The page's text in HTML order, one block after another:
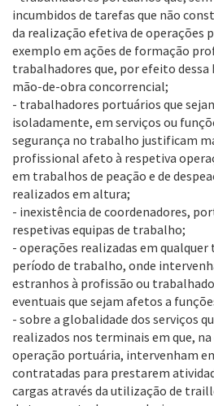
incumbidos de tarefas que não
da realização efetiva de operações
exemplo em ações de formação
trabalhadores que, por efeito
mão-de-obra concorrencial;
- trabalhadores portuários que
isoladamente, em serviços ou
segurança no trabalho justificam
profissional afeto à respetiva
em trabalhos de peação e de
realizados em altura;
- inexistência de coordenadores,
respetivas equipas de trabalho;
- operações realizadas em
período de trabalho, onde
estranhos à profissão ou
eventuais que sejam afetos a
- sobre a globalidade dos serviços
realizados nos terminais em que, na
operação portuária, intervenham
contratadas para prestarem
cargas através da utilização de